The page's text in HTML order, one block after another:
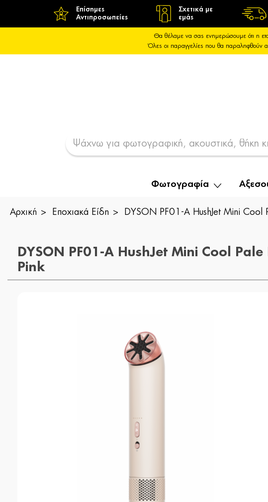
Επίσημες
Αντιπροσωπείες
Σχετικά με
εμάς
Θα θέλαμε να σας ενημερώσουμε ότι η
Όλες οι παραγγελίες που θα
Φωτογραφία
Αρχική Εποχιακά Είδη DYSON PF01-A HushJet Mini Cool
DYSON PF01-A HushJet Mini Cool
Pink